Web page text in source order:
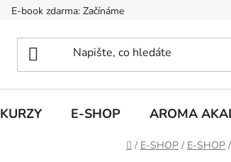
E-book zdarma: Začínáme s aromaterapií
KURZY E-SHOP AROMA
Domů
/ E-SHOP / E-SHOP /